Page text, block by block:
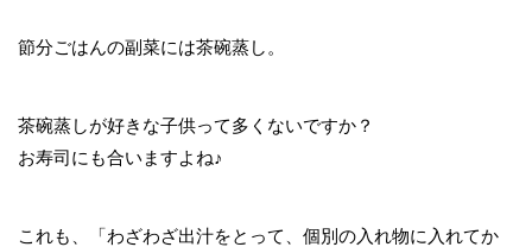
節分ごはんの副菜には茶碗蒸し。
茶碗蒸しが好きな子供って多くないですか？
お寿司にも合いますよね♪
これも、「わざわざ出汁をとって、個別の入れ物に入れてか